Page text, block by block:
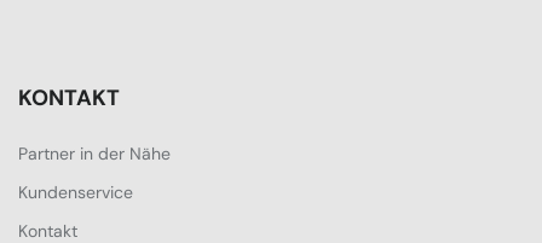
KONTAKT
Partner in der Nähe
Kundenservice
Kontakt